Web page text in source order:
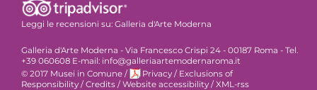
Leggi le recensioni su: Galleria d'Arte Moderna
Galleria d'Arte Moderna - Via Francesco Crispi 24 - 00187 Roma - Tel.
+39 060608 E-mail: info@galleriaartemodernaroma.it
© 2017 Musei in Comune / Privacy / Exclusions of
Responsibility / Credits / Website accessibility / XML-rss